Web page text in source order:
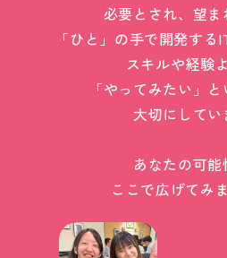
必要とされ、望ま
「ひと」の手で開発する
スキルや経験
「やってみたい」
大切にしてい
あなたの可能
ここで広げてみ